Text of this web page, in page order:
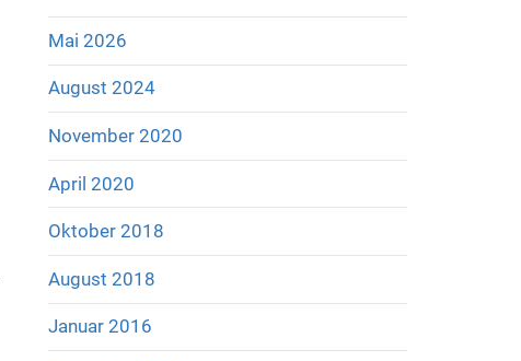
Mai 2026
August 2024
November 2020
April 2020
Oktober 2018
August 2018
Januar 2016